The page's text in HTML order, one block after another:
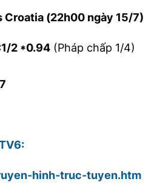
Croatia (22h00 ngày 15/7)
2 *0.94 (Pháp chấp 1/4)
hinh-truc-tuyen.htm